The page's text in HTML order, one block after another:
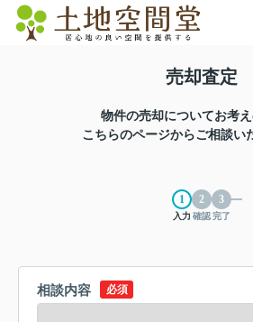
売却査定
物件の売却についてお考え
こちらのページからご相談い
入力 確認完了
相談内容 必須